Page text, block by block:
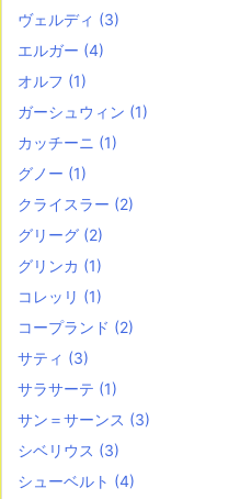
ヴェルディ (3)
エルガー (4)
オルフ (1)
ガーシュウィン (1)
カッチーニ (1)
グノー (1)
クライスラー (2)
グリーグ (2)
グリンカ (1)
コレッリ (1)
コープランド (2)
サティ (3)
サラサーテ (1)
サン＝サーンス (3)
シベリウス (3)
シューベルト (4)